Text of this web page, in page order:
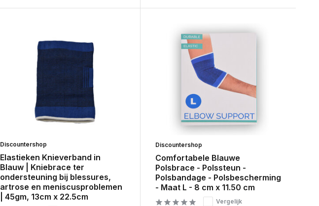
Discountershop
Elastieken Knieverband in
Blauw | Kniebrace ter
ondersteuning bij blessures,
artrose en meniscusproblemen
| 45gm, 13cm x 22.5cm
Discountershop
Comfortabele Blauwe
Polsbrace - Polssteun -
Polsbandage - Polsbescherming
- Maat L - 8 cm x 11.50 cm
Vergelijk